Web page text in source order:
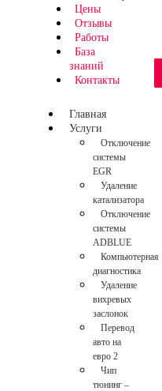
Цены
Отзывы
Работы
База
знаний
Контакты
Главная
Услуги
Отключение
системы
EGR
Удаление
катализатора
Отключение
системы
ADBLUE
Компьютерная
диагностика
Удаление
вихревых
заслонок
Перевод
авто на
евро 2
Чип
тюнинг –